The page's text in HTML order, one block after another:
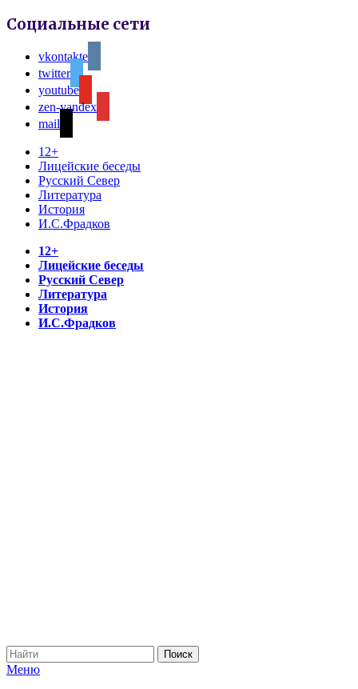
Социальные сети
vkontakte
twitter
youtube
zen-yandex
mail
12+
Лицейские беседы
Русский Север
Литература
История
И.С.Фрадков
12+
Лицейские беседы
Русский Север
Литература
История
И.С.Фрадков
Меню